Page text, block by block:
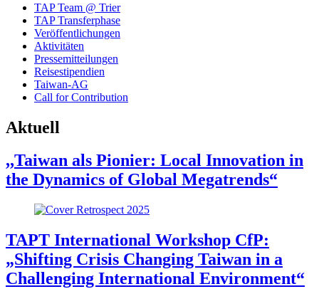
TAP Team @ Trier
TAP Transferphase
Veröffentlichungen
Aktivitäten
Pressemitteilungen
Reisestipendien
Taiwan-AG
Call for Contribution
Aktuell
,,Taiwan als Pionier: Local Innovation in
the Dynamics of Global Megatrends“
TAPT International Workshop CfP:
„Shifting Crisis Changing Taiwan in a
Challenging International Environment“